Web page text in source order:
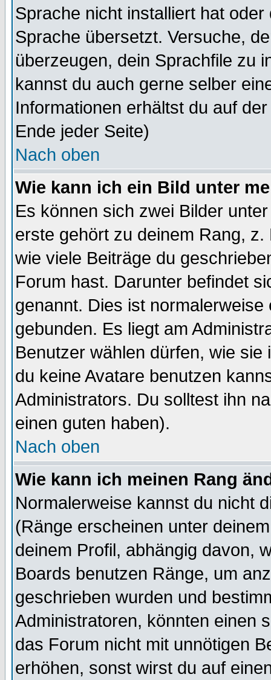
Sprache nicht installiert hat
Sprache übersetzt. Versuche,
überzeugen, dein Sprachfile zu
kannst du auch gerne selber
Informationen erhältst du auf
Ende jeder Seite)
Nach oben
Wie kann ich ein Bild unter
Es können sich zwei Bilder
erste gehört zu deinem Rang,
wie viele Beiträge du
Forum hast. Darunter befindet
genannt. Dies ist
gebunden. Es liegt am
Benutzer wählen dürfen, wie
du keine Avatare benutzen
Administrators. Du solltest ihn
einen guten haben).
Nach oben
Wie kann ich meinen Rang
Normalerweise kannst du nicht
(Ränge erscheinen unter
deinem Profil, abhängig davon,
Boards benutzen Ränge, um
geschrieben wurden und
Administratoren, könnten einen
das Forum nicht mit unnötigen
erhöhen, sonst wirst du auf